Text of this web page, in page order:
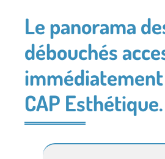
Le panorama
débouchés
CAP Esthétique.